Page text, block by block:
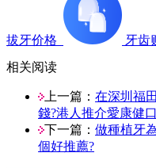
拔牙价格
牙齿
相关阅读
上一篇： 在深圳福
錢?港人推介愛康健
下一篇： 做種植牙
個好推薦?